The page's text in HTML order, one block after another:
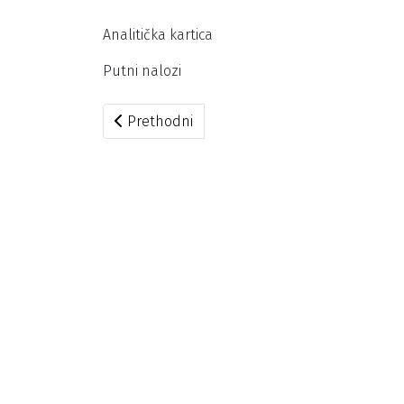
Analitička kartica
Putni nalozi
Prethodni članak: 2020/07/13 – 2020/07/19
Prethodni